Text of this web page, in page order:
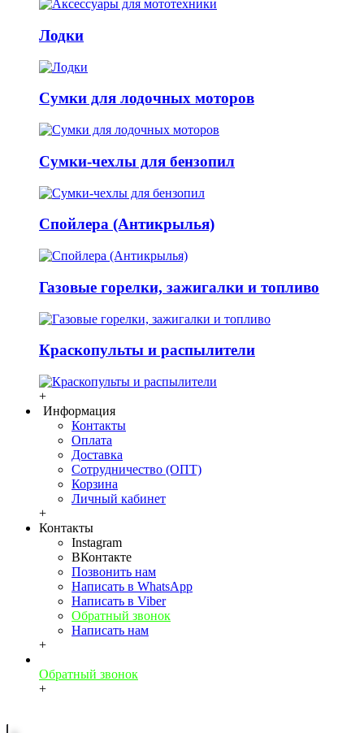
Лодки
Сумки для лодочных моторов
Сумки-чехлы для бензопил
Спойлера (Антикрылья)
Газовые горелки, зажигалки и топливо
Краскопульты и распылители
+
Информация
Контакты
Оплата
Доставка
Сотрудничество (ОПТ)
Корзина
Личный кабинет
+
Контакты
Instagram
ВКонтакте
Позвонить нам
Написать в WhatsApp
Написать в Viber
Обратный звонок
Написать нам
+
Обратный звонок
+